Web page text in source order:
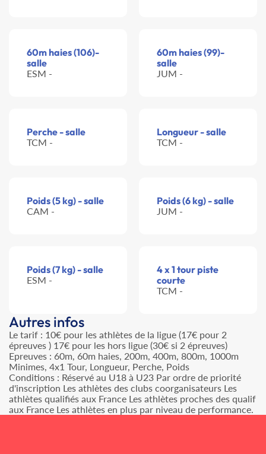
60m haies (106)-
salle
ESM -
60m haies (99)-
salle
JUM -
Perche - salle
TCM -
Longueur - salle
TCM -
Poids (5 kg) - salle
CAM -
Poids (6 kg) - salle
JUM -
Poids (7 kg) - salle
ESM -
4 x 1 tour piste
courte
TCM -
Autres infos
Le tarif : 10€ pour les athlètes de la ligue (17€ pour 2
épreuves ) 17€ pour les hors ligue (30€ si 2 épreuves)
Epreuves : 60m, 60m haies, 200m, 400m, 800m, 1000m
Minimes, 4x1 Tour, Longueur, Perche, Poids
Conditions : Réservé au U18 à U23 Par ordre de priorité
d'inscription Les athlètes des clubs coorganisateurs Les
athlètes qualifiés aux France Les athlètes proches des qualif
aux France Les athlètes en plus par niveau de performance.